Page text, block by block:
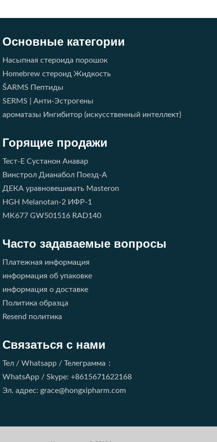
Основные категории
Насыпная стероида порошок
Homebrew стероид Жидкость
ŠARMS Пептиды
SERMS | Анти-Эстрогены
ароматазы Ингибитор (искусственный интеллект)
Горящие продажи
Тест-E Сустанон Анавар
Винстрол Дианабол Поезд-A
ДЕКА уравновешивать Masteron
HGH Melanotan-2 ИФР-1
MK677 GW501516 RAD140
Часто задаваемые вопросы
Платежная информация
информация об упаковке
информация о доставке
Политика образца
Resend политика
Связаться с нами
Тел / Whatsapp / Телеграмма：
WhatsApp / Skype: +8615671622168
Эл. адрес: grace@hongxipharm.com